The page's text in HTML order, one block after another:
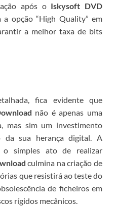
após o Iskysoft DVD
a opção “High Quality” em
a melhor taxa de bits
fica evidente que
não é apenas uma
mas sim um investimento
da sua herança digital. A
o simples ato de realizar
culmina na criação de
que resistirá ao teste do
de ficheiros em
rígidos mecânicos.